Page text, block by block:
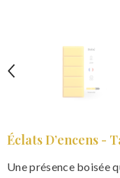
Éclats D’encens -
Une présence boisée